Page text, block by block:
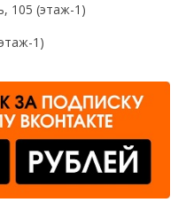
105 (этаж-1)
1)